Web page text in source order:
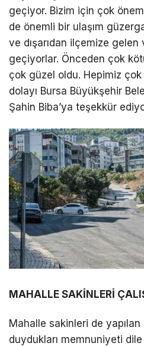
geçiyor. Bizim için çok
de önemli bir ulaşım
ve dışarıdan ilçemize gelen
geçiyorlar. Önceden çok
çok güzel oldu. Hepimiz çok
dolayı Bursa Büyükşehir
Şahin Biba’ya teşekkür
MAHALLE SAKİNLERİ
Mahalle sakinleri de yapılan
duydukları memnuniyeti